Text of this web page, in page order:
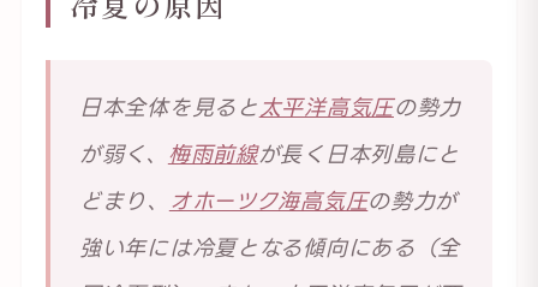
日本全体を見ると 太平洋高気圧の勢力
が弱く、 梅雨前線が長く日本列島にと
どまり、
オホーツク海高気圧の勢力が
強い年には冷夏となる傾向にある（全